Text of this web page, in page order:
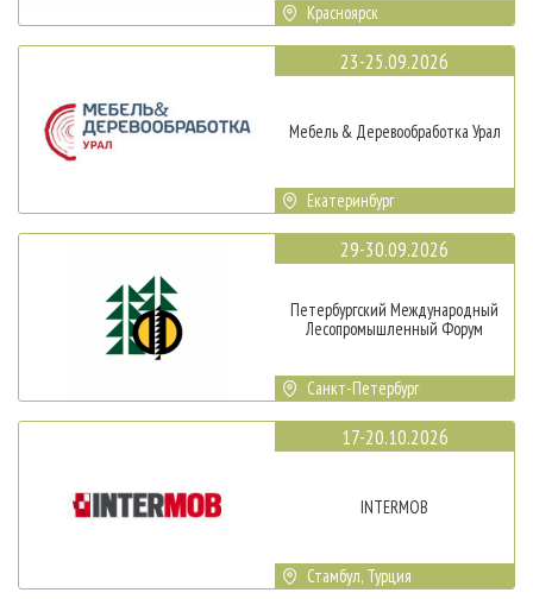
Красноярск
23-25.09.2026
Мебель & Деревообработка Урал
Екатеринбург
29-30.09.2026
Петербургский Международный
Лесопромышленный Форум
Санкт-Петербург
17-20.10.2026
INTERMOB
Стамбул, Турция